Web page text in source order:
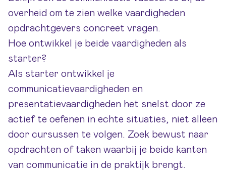
overheid om te zien welke vaardigheden
opdrachtgevers concreet vragen.
Hoe ontwikkel je beide vaardigheden als
starter?
Als starter ontwikkel je
communicatievaardigheden en
presentatievaardigheden het snelst door ze
actief te oefenen in echte situaties, niet alleen
door cursussen te volgen. Zoek bewust naar
opdrachten of taken waarbij je beide kanten
van communicatie in de praktijk brengt.